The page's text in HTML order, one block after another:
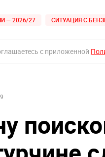
— 2026/27 СИТУАЦИЯ С
с приложенной